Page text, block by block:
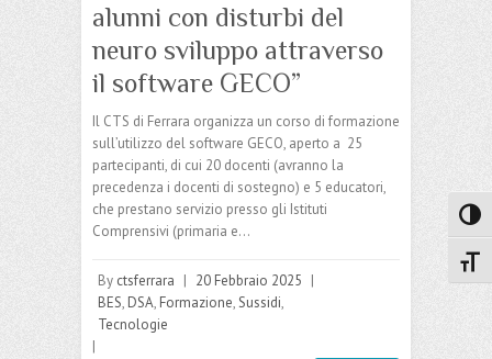
alunni con disturbi del
neuro sviluppo attraverso
il software GECO”
Il CTS di Ferrara organizza un corso di formazione
sull’utilizzo del software GECO, aperto a 25
partecipanti, di cui 20 docenti (avranno la
precedenza i docenti di sostegno) e 5 educatori,
che prestano servizio presso gli Istituti
Comprensivi (primaria e…
By ctsferrara | 20 Febbraio 2025 |
BES, DSA, Formazione,Sussidi,
Tecnologie
|